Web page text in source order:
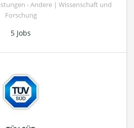
- Andere | Wissenschaft und
Forschung
5 Jobs